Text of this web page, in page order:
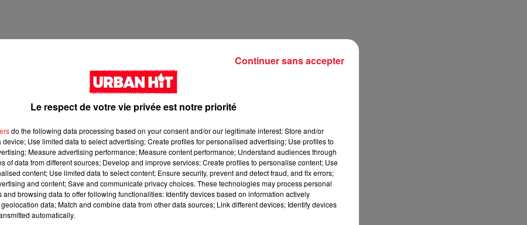
2 min 31 sec
Le respect de votre vie privée est notre priorité
do the following data processing based on your consent and/or our legitimate interest: Store and/or
Use limited data to select advertising; Create profiles for personalised advertising; Use profiles to
Measure advertising performance; Measure content performance; Understand audiences through
of data from different sources; Develop and improve services; Create profiles to personalise content; Use
content; Use limited data to select content; Ensure security, prevent and detect fraud, and fix errors;
and content; Save and communicate privacy choices. These technologies may process personal
and browsing data to offer following functionalities: Identify devices based on information actively
data; Match and combine data from other data sources; Link different devices; Identify devices
automatically.
Continuer sans accepter